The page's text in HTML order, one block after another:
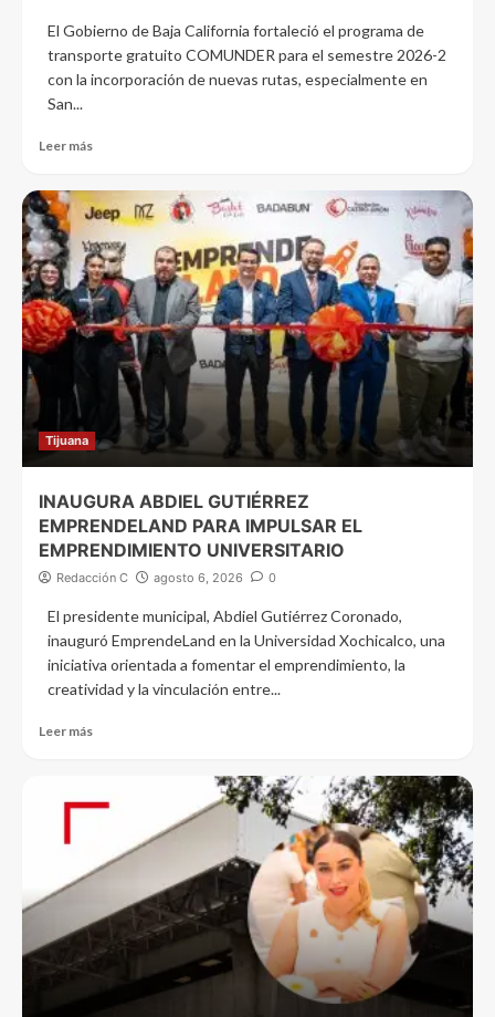
El Gobierno de Baja California fortaleció el programa de
transporte gratuito COMUNDER para el semestre 2026-2
con la incorporación de nuevas rutas, especialmente en
San...
Leer más
Tijuana
INAUGURA ABDIEL GUTIÉRREZ
EMPRENDELAND PARA IMPULSAR EL
EMPRENDIMIENTO UNIVERSITARIO
Redacción C agosto 6, 2026 0
El presidente municipal, Abdiel Gutiérrez Coronado,
inauguró EmprendeLand en la Universidad Xochicalco, una
iniciativa orientada a fomentar el emprendimiento, la
creatividad y la vinculación entre...
Leer más